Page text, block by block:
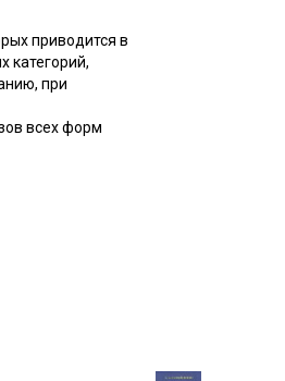
приводится в
категорий,
при
всех форм